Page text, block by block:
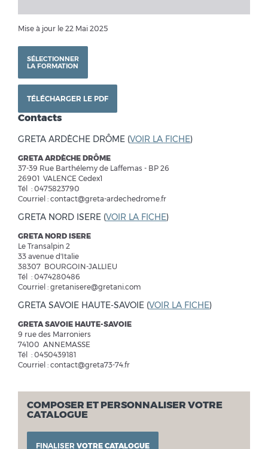
Mise à jour le 22 Mai 2025
SÉLECTIONNER
LA FORMATION
TÉLÉCHARGER LE PDF
Contacts
GRETA ARDÈCHE DRÔME (VOIR LA FICHE)
GRETA ARDÈCHE DRÔME
37-39 Rue Barthélemy de Laffemas - BP 26
26901 VALENCE Cedex1
Tél : 0475823790
Courriel : contact@greta-ardechedrome.fr
GRETA NORD ISERE (VOIR LA FICHE)
GRETA NORD ISERE
Le Transalpin 2
33 avenue d'Italie
38307 BOURGOIN-JALLIEU
Tél : 0474280486
Courriel : gretanisere@gretani.com
GRETA SAVOIE HAUTE-SAVOIE (VOIR LA FICHE)
GRETA SAVOIE HAUTE-SAVOIE
9 rue des Marroniers
74100 ANNEMASSE
Tél : 0450439181
Courriel : contact@greta73-74.fr
COMPOSER ET PERSONNALISER VOTRE
CATALOGUE
FINALISER VOTRE CATALOGUE